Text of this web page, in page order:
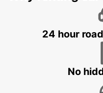
24 hour
No